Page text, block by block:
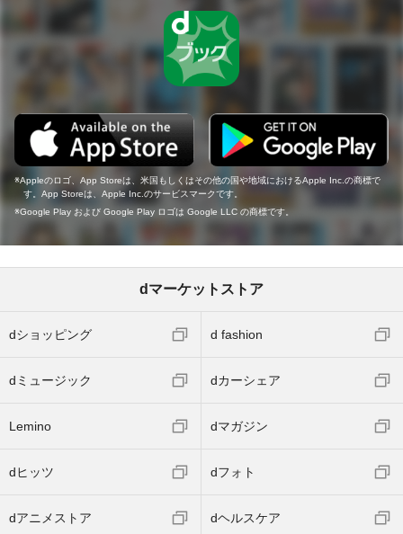
Appleのロゴ、App Storeは、米国もしくはその他の国や地域におけるApple Inc.の商標で
す。App Storeは、Apple Inc.のサービスマークです。
Google Play および Google Play ロゴは Google LLC の商標です。
dマーケットストア
dショッピング d fashion
dミュージック dカーシェア
Lemino dマガジン
dヒッツ dフォト
dアニメストア dヘルスケア